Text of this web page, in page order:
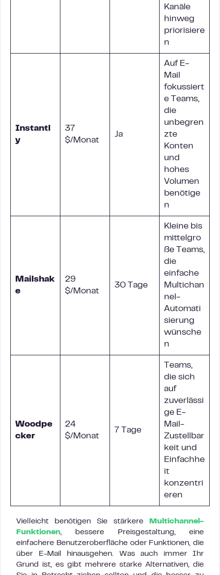
Kanäle
hinweg
priorisiere
n
Instantl
y
37
$/Monat
Ja
Auf E-
Mail
fokussiert
e Teams,
die
unbegren
zte
Konten
und
hohes
Volumen
benötige
n
Mailshak
e
29
$/Monat
30 Tage
Kleine bis
mittelgro
ße Teams,
die
einfache
Multichan
nel-
Automati
sierung
wünsche
n
Woodpe
cker
24
$/Monat
7 Tage
Teams,
die sich
auf
zuverlässi
ge E-
Mail-
Zustellbar
keit und
Einfachhe
it
konzentri
eren
Vielleicht benötigen Sie stärkere
Multichannel-
Funktionen, bessere Preisgestaltung, eine
einfachere Benutzeroberfläche oder Funktionen, die
über E-Mail hinausgehen. Was auch immer Ihr
Grund ist, es gibt mehrere starke Alternativen, die